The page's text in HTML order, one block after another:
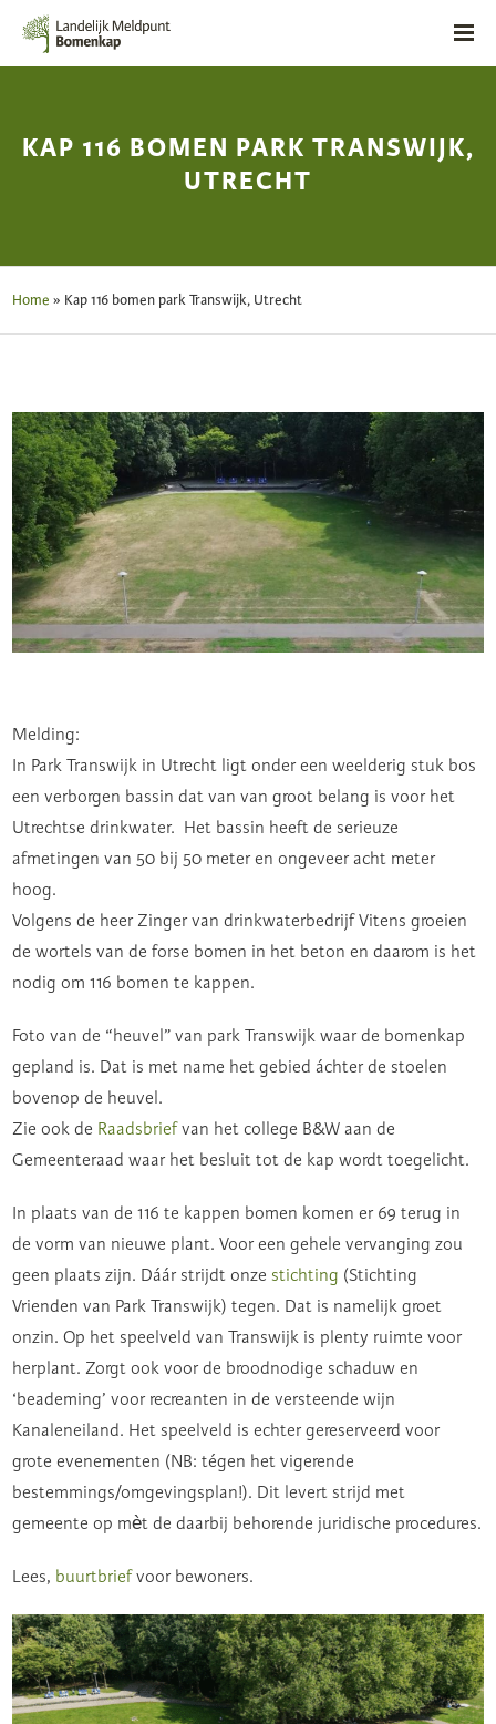
KAP 116 BOMEN PARK TRANSWIJK,
UTRECHT
Home » Kap 116 bomen park Transwijk, Utrecht
Melding:
In Park Transwijk in Utrecht ligt onder een weelderig stuk bos
een verborgen bassin dat van van groot belang is voor het
Utrechtse drinkwater. Het bassin heeft de serieuze
afmetingen van 50 bij 50 meter en ongeveer acht meter
hoog.
Volgens de heer Zinger van drinkwaterbedrijf Vitens groeien
de wortels van de forse bomen in het beton en daarom is het
nodig om 116 bomen te kappen.
Foto van de “heuvel” van park Transwijk waar de bomenkap
gepland is. Dat is met name het gebied áchter de stoelen
bovenop de heuvel.
Zie ook de Raadsbriefvan het college B&W aan de
Gemeenteraad waar het besluit tot de kap wordt toegelicht.
In plaats van de 116 te kappen bomen komen er 69 terug in
de vorm van nieuwe plant. Voor een gehele vervanging zou
geen plaats zijn. Dáár strijdt onzestichting (Stichting
Vrienden van Park Transwijk) tegen. Dat is namelijk groet
onzin. Op het speelveld van Transwijk is plenty ruimte voor
herplant. Zorgt ook voor de broodnodige schaduw en
‘beademing’ voor recreanten in de versteende wijn
Kanaleneiland. Het speelveld is echter gereserveerd voor
grote evenementen (NB: tégen het vigerende
bestemmings/omgevingsplan!). Dit levert strijd met
gemeente op mèt de daarbij behorende juridische procedures.
Lees, buurtbriefvoor bewoners.